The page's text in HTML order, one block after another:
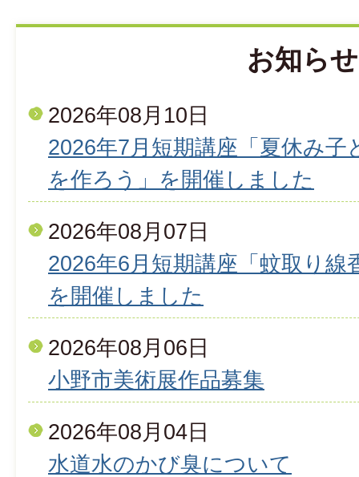
お知らせ
2026年08月10日
2026年7月短期講座「夏休み子
を作ろう」を開催しました
2026年08月07日
2026年6月短期講座「蚊取り
を開催しました
2026年08月06日
小野市美術展作品募集
2026年08月04日
水道水のかび臭について